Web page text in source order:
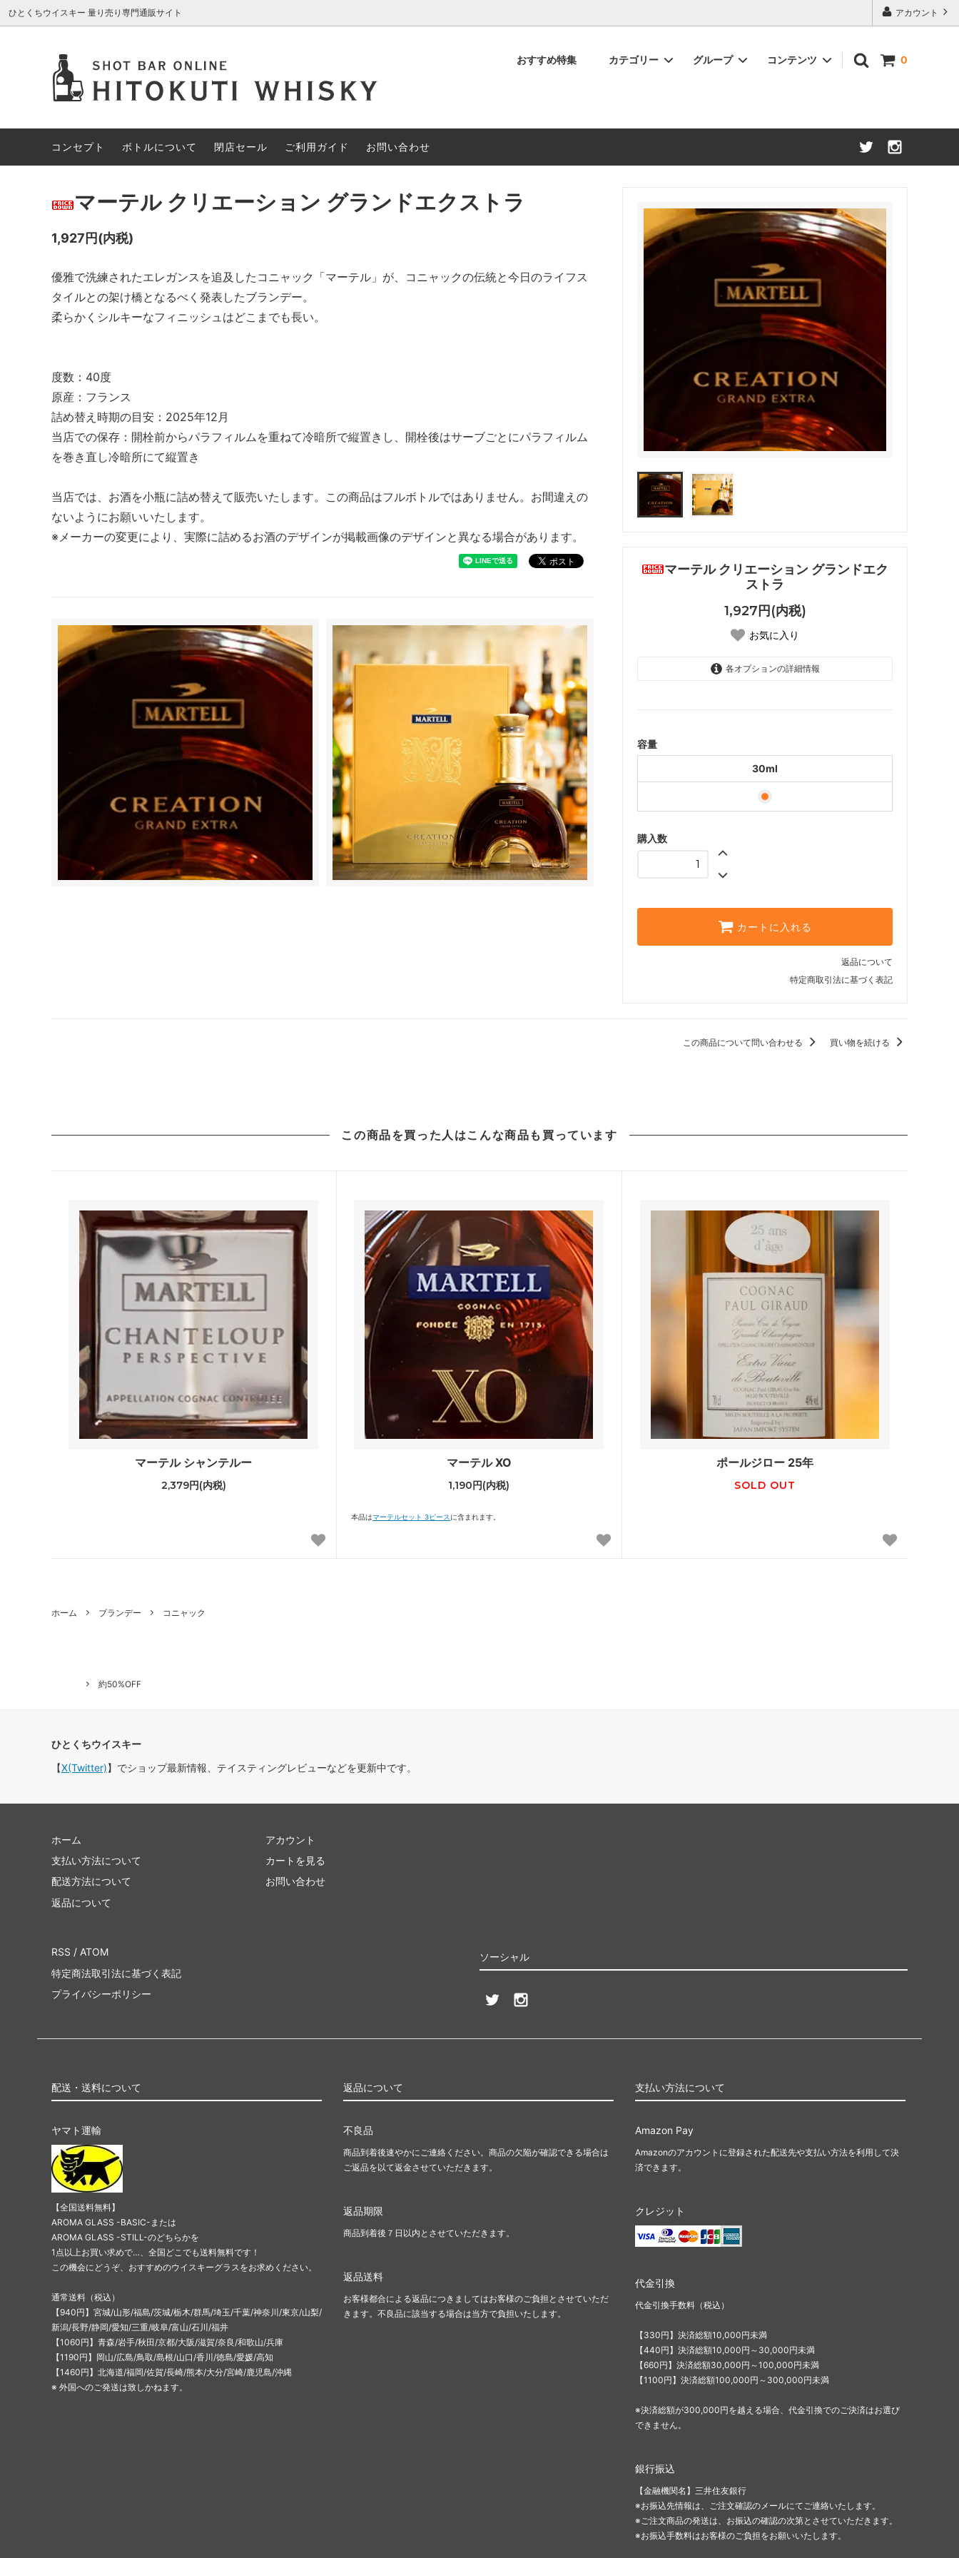
アカウント
ひとくちウイスキー 量り売り専門通販サイト
0
おすすめ特集 カテゴリー
その他の酒類 スペシャルセットメニュー #なぞときモルト 【期間限定】
グループ コンテンツ
コンセプト ボトルについて 閉店セール ご利用ガイド お問い合わせ
マーテル クリエーション グランドエク
ストラ
1,927円(内税)
お気に入り
各オプションの詳細情報
容量
30ml
購入数
カートに入れる
返品について
特定商取引法に基づく表記
マーテル クリエーション グランドエクストラ
1,927円(内税)
優雅で洗練されたエレガンスを追及したコニャック「マーテル」が、コニャックの伝統と今日のライフス
タイルとの架け橋となるべく発表したブランデー。
柔らかくシルキーなフィニッシュはどこまでも長い。
度数：40度
原産：フランス
詰め替え時期の目安：2025年12月
当店での保存：開栓前からパラフィルムを重ねて冷暗所で縦置きし、開栓後はサーブごとにパラフィルム
を巻き直し冷暗所にて縦置き
当店では、お酒を小瓶に詰め替えて販売いたします。この商品はフルボトルではありません。お間違えの
ないようにお願いいたします。
※メーカーの変更により、実際に詰めるお酒のデザインが掲載画像のデザインと異なる場合があります。
この商品について問い合わせる 買い物を続ける
この商品を買った人はこんな商品も買っています
マーテル シャンテルー
2,379円(内税)
マーテル XO
1,190円(内税)
本品はマーテルセット 3ピースに含まれます。
ポールジロー 25年
SOLD OUT
ホーム ブランデー コニャック
約50%OFF
ひとくちウイスキー
【X(Twitter)】でショップ最新情報、テイスティングレビューなどを更新中です。
ホーム
支払い方法について
配送方法について
返品について
アカウント
カートを見る
お問い合わせ
ソーシャル
RSS / ATOM
特定商法取引法に基づく表記
プライバシーポリシー
配送・送料について
ヤマト運輸
【全国送料無料】
AROMA GLASS -BASIC-または
AROMA GLASS -STILL-のどちらかを
1点以上お買い求めで…、全国どこでも送料無料です！
この機会にどうぞ、おすすめのウイスキーグラスをお求めください。
通常送料（税込）
【940円】宮城/山形/福島/茨城/栃木/群馬/埼玉/千葉/神奈川/東京/山梨/
新潟/長野/静岡/愛知/三重/岐阜/富山/石川/福井
【1060円】青森/岩手/秋田/京都/大阪/滋賀/奈良/和歌山/兵庫
【1190円】岡山/広島/鳥取/島根/山口/香川/徳島/愛媛/高知
【1460円】北海道/福岡/佐賀/長崎/熊本/大分/宮崎/鹿児島/沖縄
※ 外国へのご発送は致しかねます。
返品について
不良品
商品到着後速やかにご連絡ください。商品の欠陥が確認できる場合は
ご返品を以て返金させていただきます。
返品期限
商品到着後７日以内とさせていただきます。
返品送料
お客様都合による返品につきましてはお客様のご負担とさせていただ
きます。不良品に該当する場合は当方で負担いたします。
支払い方法について
Amazon Pay
Amazonのアカウントに登録された配送先や支払い方法を利用して決
済できます。
クレジット
代金引換
代金引換手数料（税込）
【330円】決済総額10,000円未満
【440円】決済総額10,000円～30,000円未満
【660円】決済総額30,000円～100,000円未満
【1100円】決済総額100,000円～300,000円未満
※決済総額が300,000円を越える場合、代金引換でのご決済はお選び
できません。
銀行振込
【金融機関名】三井住友銀行
※お振込先情報は、ご注文確認のメールにてご連絡いたします。
※ご注文商品の発送は、お振込の確認の次第とさせていただきます。
※お振込手数料はお客様のご負担をお願いいたします。